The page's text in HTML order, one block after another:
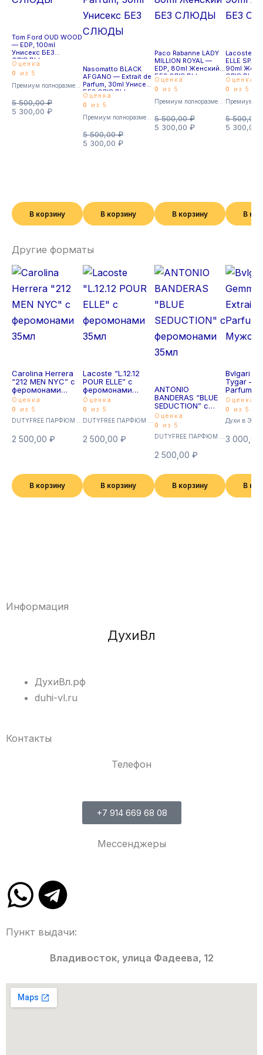
Tom Ford OUD WOOD
— EDP, 100ml
Унисекс БЕЗ
СЛЮДЫ
Оценка
0
из 5
5 500,00₽
5 300,00 ₽
В корзину
Nasomatto BLACK
AFGANO — Extrait de
Parfum, 30ml Унисекс
БЕЗ СЛЮДЫ
Оценка
0
из 5
5 500,00₽
5 300,00₽
В корзину
Премиум полноразмерные
Paco Rabanne LADY
MILLION ROYAL —
EDP, 80ml Женский
БЕЗ СЛЮДЫ
Оценка
0
из 5
5 500,00₽
5 300,00 ₽
В корзину
Lacoste
ELLE
90ml
СЛЮДЫ
Оценка
0
из 5
5 500,00
5 300,00
В
Другие форматы
Carolina Herrera
“212 MEN NYC” с
феромонами
35мл
Оценка
0
из 5
2 500,00 ₽
В корзину
Lacoste “L.12.12
POUR ELLE” с
феромонами
35мл
Оценка
0
из 5
2 500,00₽
В корзину
ANTONIO
BANDERAS “BLUE
SEDUCTION” с
феромонами
35мл
Оценка
0
из 5
2 500,00 ₽
В корзину
Духи в
Bvlgari
Tygar –
Parfum
Мужской
Оценка
0
из 5
3 000,00
В
Информация
ДухиВл
ДухиВл.рф
duhi-vl.ru
Контакты
Телефон
+7 914 669 68 08
Мессенджеры
W
h
t
s
T
e
l
e
g
Пункт выдачи:
Владивосток, улица Фадеева, 12